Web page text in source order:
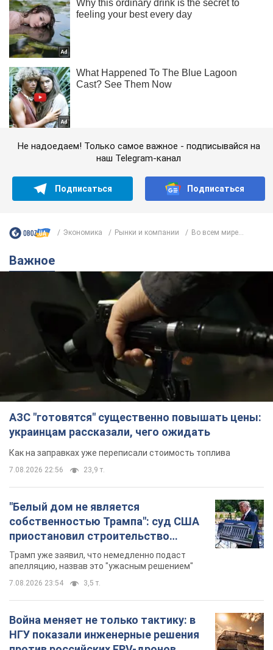
Не надоедаем! Только самое важное - подписывайся на
наш Telegram-канал
Подписаться Подписаться
Экономика Рынки и компании Во всем мире...
Важное
АЗС "готовятся" существенно повышать цены:
украинцам рассказали, чего ожидать
Как на заправках уже переписали стоимость топлива
7.08.2026 22:56 23,9 т.
"Белый дом не является
собственностью Трампа": суд США
приостановил строительство
бального зала стоимостью 400 млн
долларов
Трамп уже заявил, что немедленно подаст
апелляцию, назвав это "ужасным решением"
7.08.2026 23:54 3,5 т.
Война меняет не только тактику: в
НГУ показали инженерные решения